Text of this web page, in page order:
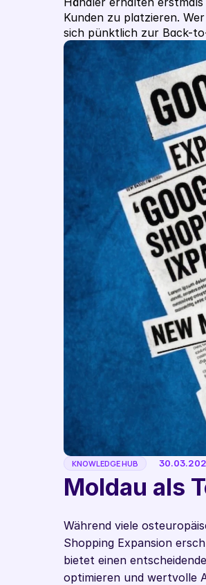
Kunden zu platzieren.
sich pünktlich zur Back-
KNOWLEDGE HUB
Moldau als
Während viele
Shopping Expansion
bietet einen
optimieren und wertvolle